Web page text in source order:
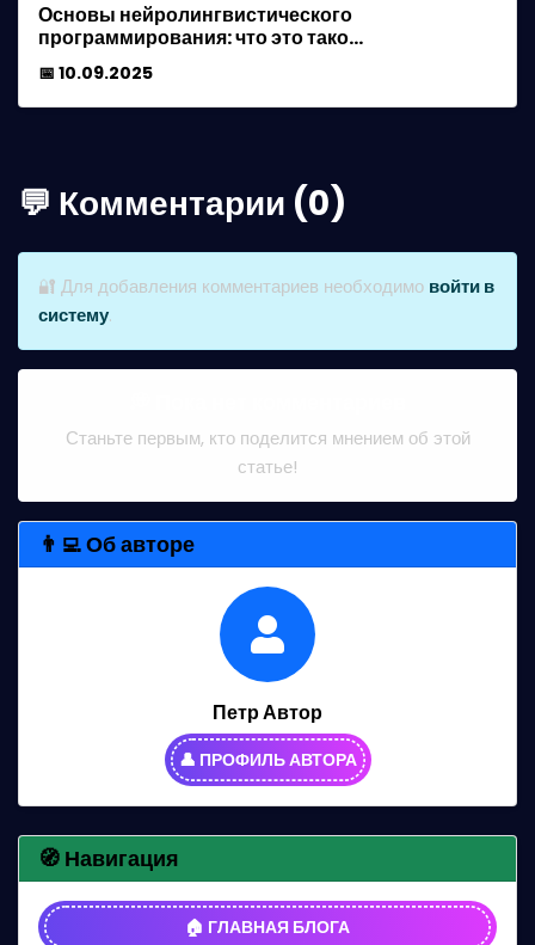
Основы нейролингвистического
программирования: что это тако…
📅 10.09.2025
💬 Комментарии (0)
🔐 Для добавления комментариев необходимо войти в
систему.
Станьте первым, кто поделится мнением об этой
статье!
👨‍💻 Об авторе
Петр Автор
👤 ПРОФИЛЬ АВТОРА
🧭 Навигация
🏠 ГЛАВНАЯ БЛОГА